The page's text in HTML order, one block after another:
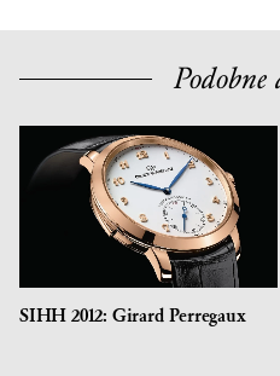
Podobne
SIHH 2012: Girard Perregaux